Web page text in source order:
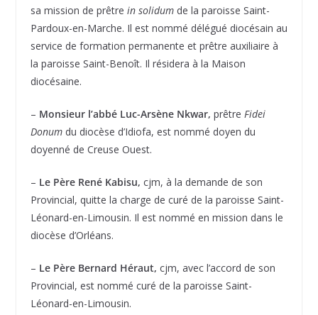
sa mission de prêtre in solidumde la paroisse Saint-
Pardoux-en-Marche. Il est nommé délégué diocésain au
service de formation permanente et prêtre auxiliaire à
la paroisse Saint-Benoît. Il résidera à la Maison
diocésaine.
– Monsieur l’abbé Luc-Arsène Nkwar, prêtre Fidei
Donumdu diocèse d’Idiofa, est nommé doyen du
doyenné de Creuse Ouest.
– Le Père René Kabisu, cjm, à la demande de son
Provincial, quitte la charge de curé de la paroisse Saint-
Léonard-en-Limousin. Il est nommé en mission dans le
diocèse d’Orléans.
– Le Père Bernard Héraut, cjm, avec l’accord de son
Provincial, est nommé curé de la paroisse Saint-
Léonard-en-Limousin.